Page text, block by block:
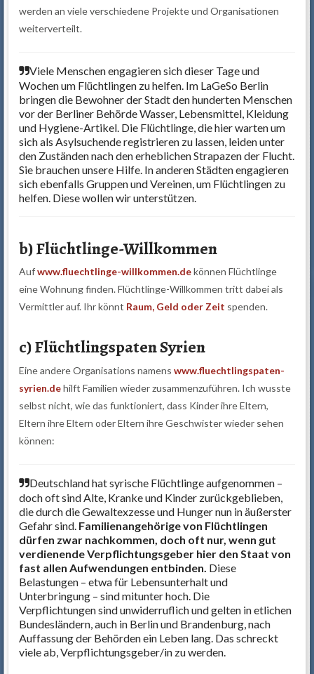
werden an viele verschiedene Projekte und Organisationen
weiterverteilt.
Viele Menschen engagieren sich dieser Tage und
Wochen um Flüchtlingen zu helfen. Im LaGeSo Berlin
bringen die Bewohner der Stadt den hunderten Menschen
vor der Berliner Behörde Wasser, Lebensmittel, Kleidung
und Hygiene-Artikel. Die Flüchtlinge, die hier warten um
sich als Asylsuchende registrieren zu lassen, leiden unter
den Zuständen nach den erheblichen Strapazen der Flucht.
Sie brauchen unsere Hilfe. In anderen Städten engagieren
sich ebenfalls Gruppen und Vereinen, um Flüchtlingen zu
helfen. Diese wollen wir unterstützen.
b) Flüchtlinge-Willkommen
Aufwww.fluechtlinge-willkommen.dekönnen Flüchtlinge
eine Wohnung finden. Flüchtlinge-Willkommen tritt dabei als
Vermittler auf. Ihr könnt Raum, Geld oder Zeit spenden.
c) Flüchtlingspaten Syrien
Eine andere Organisations namenswww.fluechtlingspaten-
syrien.dehilft Familien wieder zusammenzuführen. Ich wusste
selbst nicht, wie das funktioniert, dass Kinder ihre Eltern,
Eltern ihre Eltern oder Eltern ihre Geschwister wieder sehen
können:
Deutschland hat syrische Flüchtlinge aufgenommen –
doch oft sind Alte, Kranke und Kinder zurückgeblieben,
die durch die Gewaltexzesse und Hunger nun in äußerster
Gefahr sind. Familienangehörige von Flüchtlingen
dürfen zwar nachkommen, doch oft nur, wenn gut
verdienende Verpflichtungsgeber hier den Staat von
fast allen Aufwendungen entbinden. Diese
Belastungen – etwa für Lebensunterhalt und
Unterbringung – sind mitunter hoch. Die
Verpflichtungen sind unwiderruflich und gelten in etlichen
Bundesländern, auch in Berlin und Brandenburg, nach
Auffassung der Behörden ein Leben lang. Das schreckt
viele ab, Verpflichtungsgeber/in zu werden.